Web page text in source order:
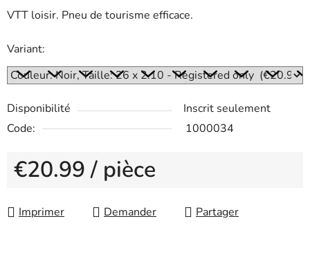
VTT loisir. Pneu de tourisme efficace.
Variant:
Disponibilité
Inscrit seulement
Code:
1000034
€20.99/ pièce
Imprimer
Demander Partager